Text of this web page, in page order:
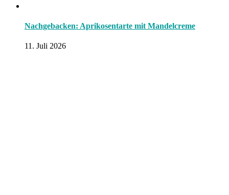
Nachgebacken: Aprikosentarte mit Mandelcreme
11. Juli 2026